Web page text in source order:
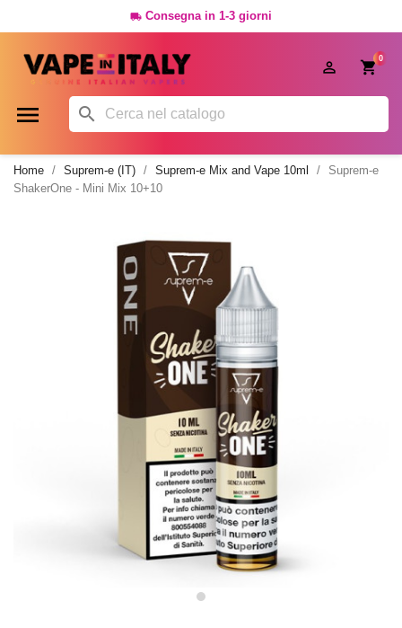
 Consegna in 1-3 giorni
0

 
Home Suprem-e (IT) Suprem-e Mix and Vape 10ml
Suprem-e
ShakerOne - Mini Mix 10+10